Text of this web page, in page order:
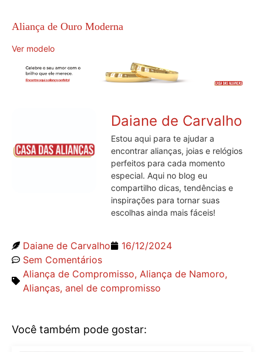
Aliança de Ouro Moderna
Ver modelo
Daiane de Carvalho
Estou aqui para te ajudar a
encontrar alianças, joias e relógios
perfeitos para cada momento
especial. Aqui no blog eu
compartilho dicas, tendências e
inspirações para tornar suas
escolhas ainda mais fáceis!
Daiane de Carvalho
16/12/2024
Sem Comentários
Aliança de Compromisso, Aliança de Namoro,
Alianças, anel de compromisso
Você também pode gostar: